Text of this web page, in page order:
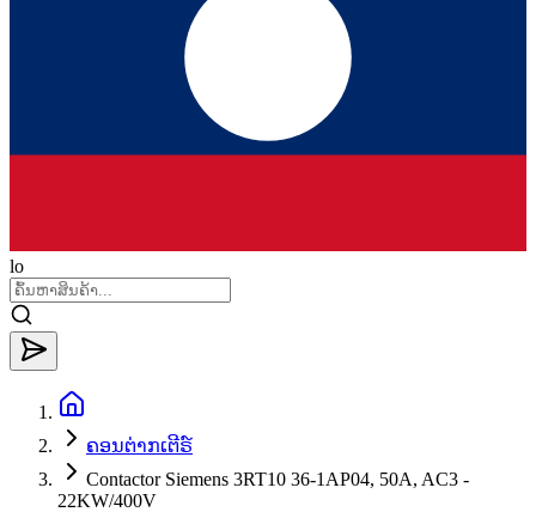
lo
ຄອນຕ່າກເຕີຣ໌
Contactor Siemens 3RT10 36-1AP04, 50A, AC3 -
22KW/400V